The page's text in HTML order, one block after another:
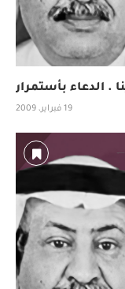
. الدعاء بأستمرار
19 فبراير، 2009